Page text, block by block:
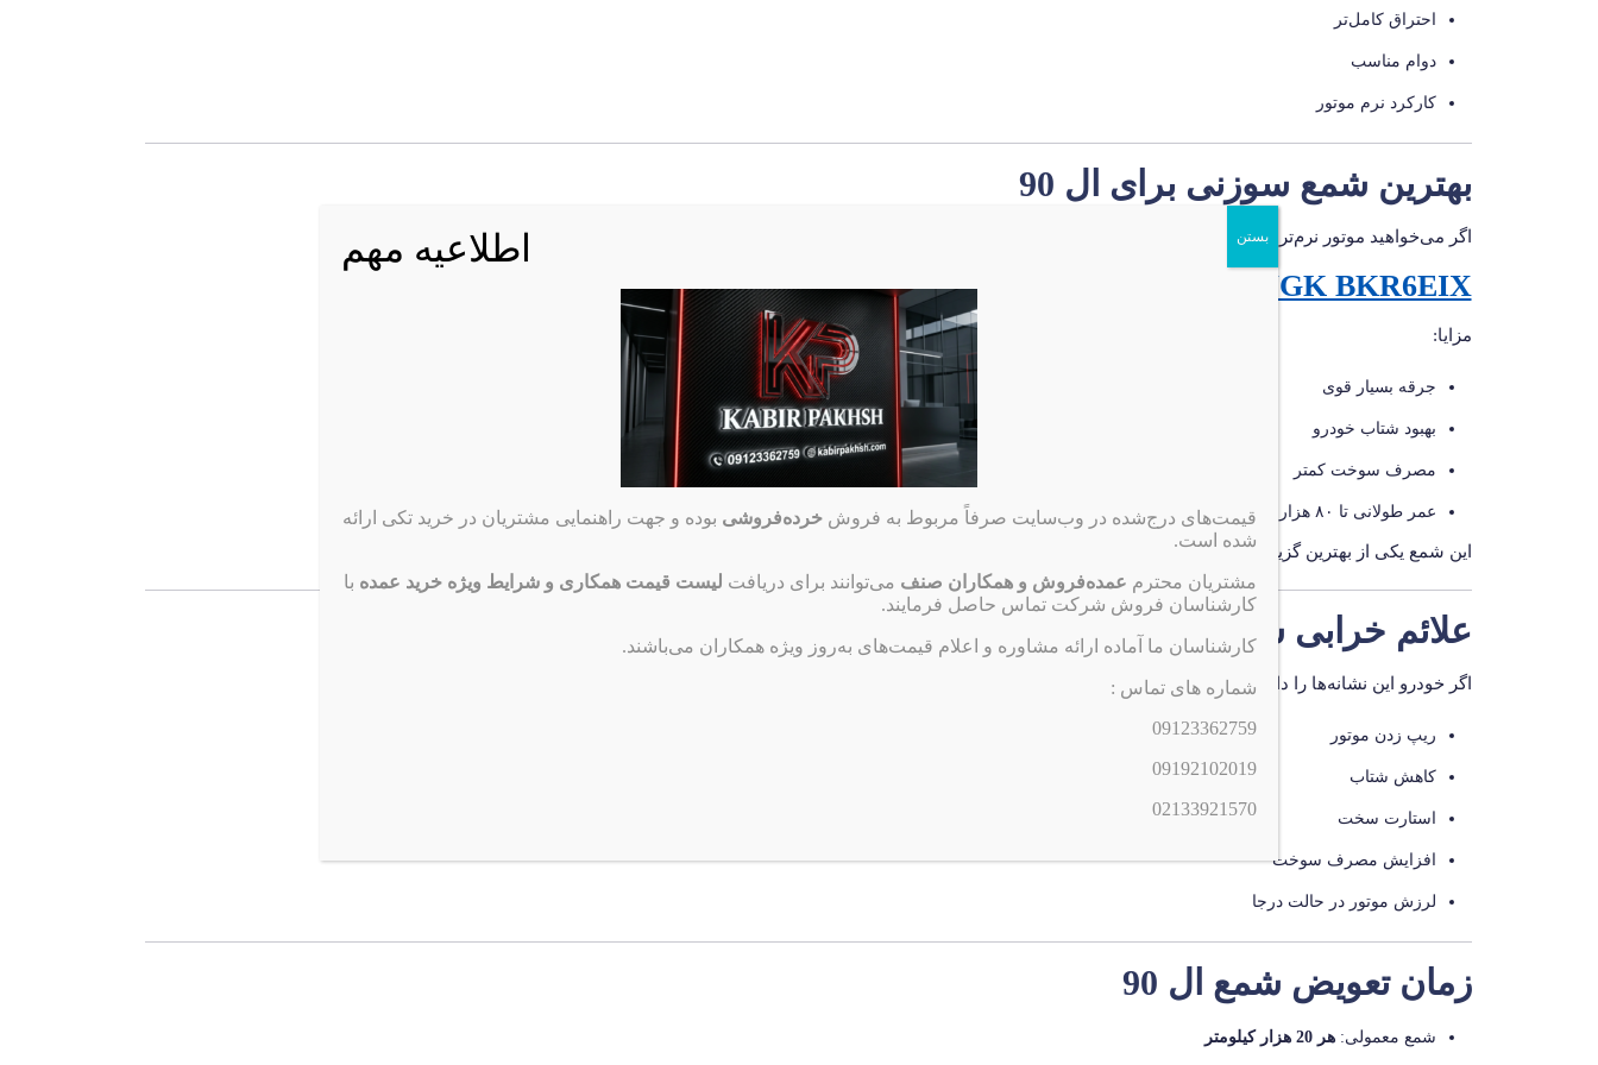
احتراق کامل‌تر
دوام مناسب
کارکرد نرم موتور
بهترین شمع سوزنی برای ال 90
اگر می‌خواهید موتور نرم‌تر کار کند و شتاب بهتر شود، شمع
NGK BKR6EIX
مزایا:
جرقه بسیار قوی
بهبود شتاب خودرو
مصرف سوخت کمتر
عمر طولانی تا ۸۰ هزار کیلومتر
این شمع یکی از بهترین گزینه‌ها برای موتور
علائم خرابی شمع ال 90
اگر خودرو این نشانه‌ها را دارد، احتمال خرابی شمع وجود دارد:
ریپ زدن موتور
کاهش شتاب
استارت سخت
افزایش مصرف سوخت
لرزش موتور در حالت درجا
زمان تعویض شمع ال 90
شمع معمولی:هر 20 هزار کیلومتر
اطلاعیه مهم
قیمت‌های درج‌شده در وب‌سایت صرفاً مربوط به فروش خرده‌فروشی بوده و جهت راهنمایی مشتریان در خرید تکی ارائه
شده است.
مشتریان محترم عمده‌فروش و همکاران صنف می‌توانند برای دریافت لیست قیمت همکاری و شرایط ویژه خرید عمده با
کارشناسان فروش شرکت تماس حاصل فرمایند.
کارشناسان ما آماده ارائه مشاوره و اعلام قیمت‌های به‌روز ویژه همکاران می‌باشند.
شماره های تماس :
09123362759
09192102019
02133921570
بستن